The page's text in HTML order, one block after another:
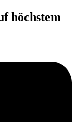
höchstem